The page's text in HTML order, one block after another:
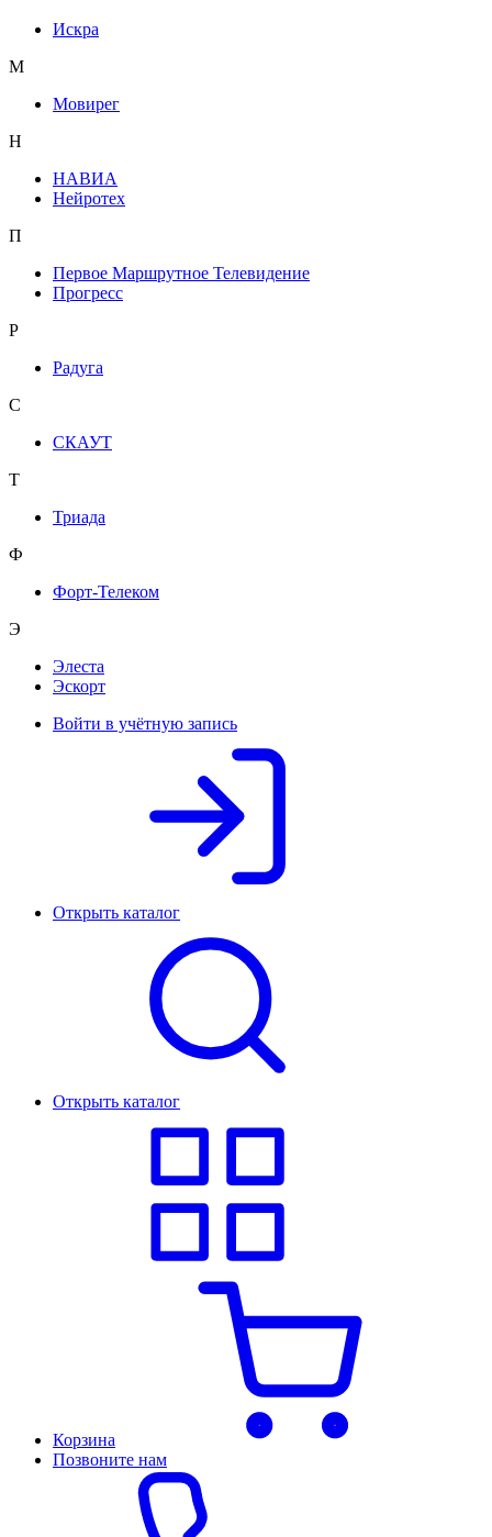
Искра
М
Мовирег
Н
НАВИА
Нейротех
П
Первое Маршрутное Телевидение
Прогресс
Р
Радуга
С
СКАУТ
Т
Триада
Ф
Форт-Телеком
Э
Элеста
Эскорт
Войти в учётную запись
Открыть каталог
Открыть каталог
Корзина
Позвоните нам